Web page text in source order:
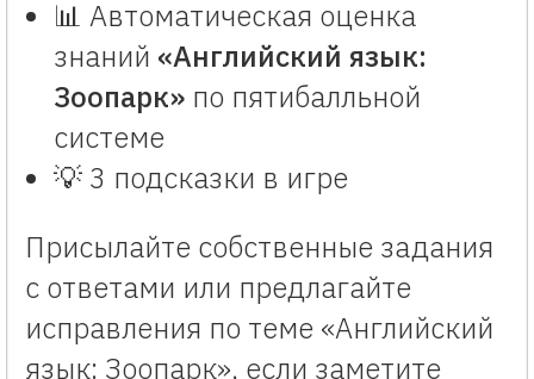
📊 Автоматическая оценка
знаний «Английский язык:
Зоопарк» по пятибалльной
системе
💡 3 подсказки в игре
Присылайте собственные задания
с ответами или предлагайте
исправления по теме «Английский
язык: Зоопарк», если заметите